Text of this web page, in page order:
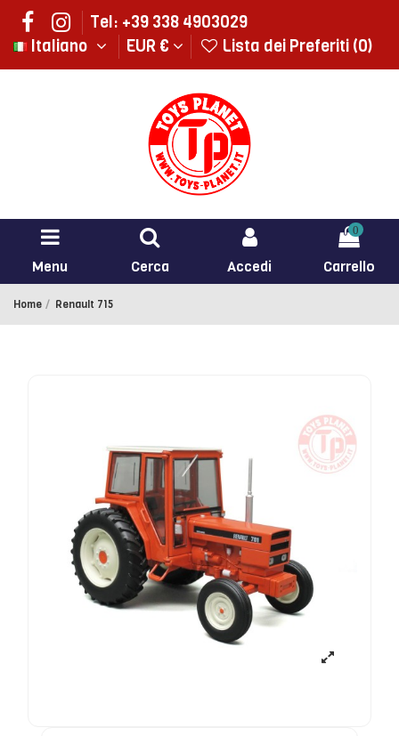
Tel: +39 338 4903029
Italiano
EUR € Lista dei Preferiti (0)
Menu Cerca Accedi
0
Carrello
Home Renault 715